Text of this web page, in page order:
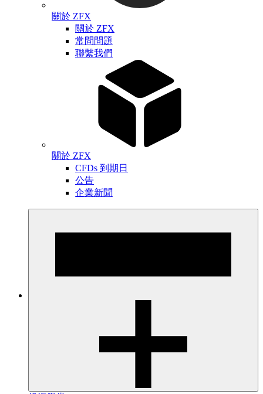
關於 ZFX
關於 ZFX
常問問題
聯繫我們
關於 ZFX
CFDs 到期日
公告
企業新聞